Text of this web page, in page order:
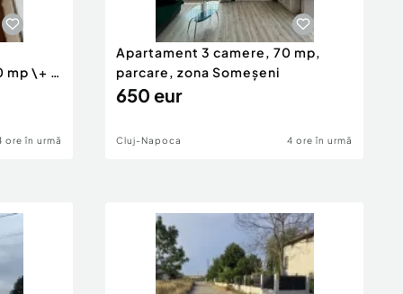
mp \+ 8
ore în urmă
Apartament 3 camere, 70 mp,
parcare, zona Someșeni
650 eur
Cluj-Napoca 4 ore în urmă